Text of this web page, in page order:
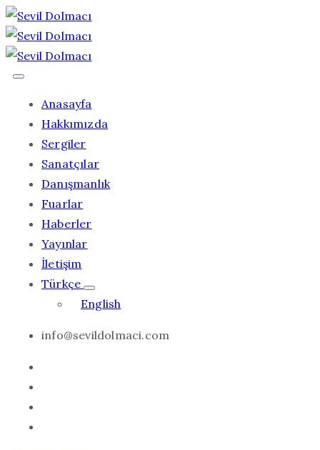
Anasayfa
Hakkımızda
Sergiler
Sanatçılar
Danışmanlık
Fuarlar
Haberler
Yayınlar
İletişim
Türkçe
English
info@sevildolmaci.com